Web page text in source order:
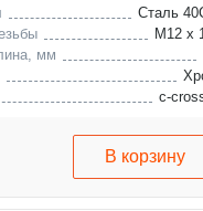
Сталь
M12 x
мм
c-
c4-
В корзину